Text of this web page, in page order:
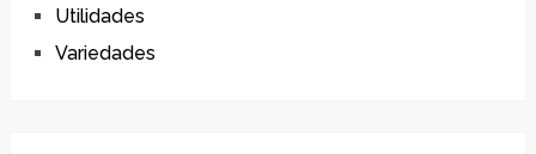
Utilidades
Variedades